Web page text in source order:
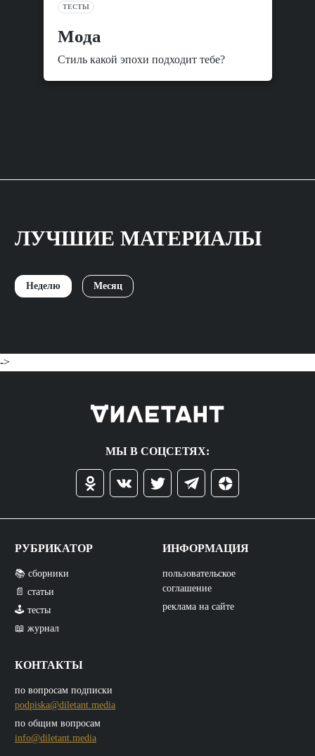
ТЕСТЫ
Мода
Стиль какой эпохи подходит тебе?
ЛУЧШИЕ МАТЕРИАЛЫ
Неделю Месяц
->
МЫ В СОЦСЕТЯХ:
РУБРИКАТОР
📚 сборники
📄 статьи
🕹️ тесты
📖 журнал
КОНТАКТЫ
по вопросам подписки
podpiska@diletant.media
по общим вопросам
info@diletant.media
ИНФОРМАЦИЯ
пользовательское
соглашение
реклама на сайте